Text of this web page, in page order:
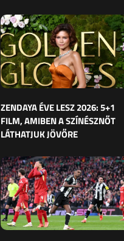
ZENDAYA ÉVE LESZ 2026: 5+1
FILM, AMIBEN A SZÍNÉSZNŐT
LÁTHATJUK JÖVŐRE